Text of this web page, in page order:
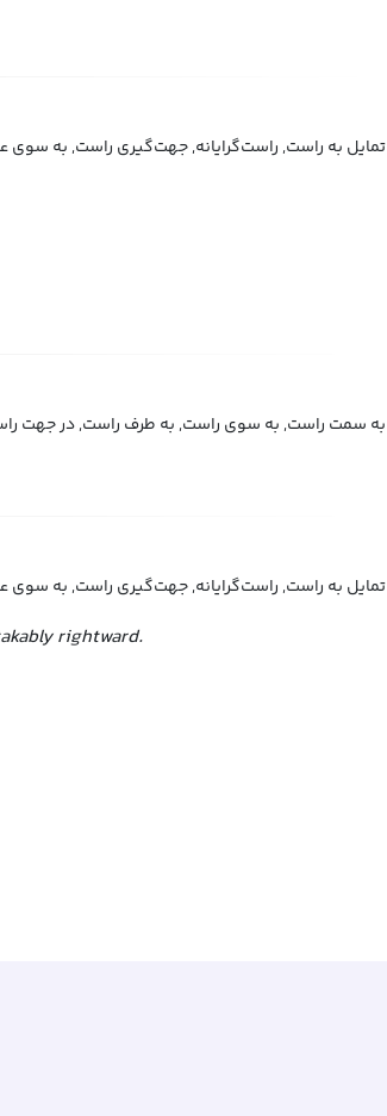
تمایل به راست, راست‌گرایانه, جهت‌گیری راست, به سوی
به سمت راست, به سوی راست, به طرف راست, در جهت
تمایل به راست, راست‌گرایانه, جهت‌گیری راست, به سوی
rightward.